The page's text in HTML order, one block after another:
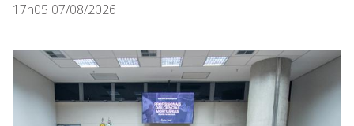
17h05 07/08/2026